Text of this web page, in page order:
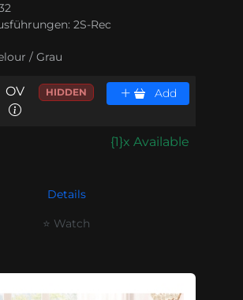
2S-Rec
/ Grau
OV HIDDEN Add
{1}x Available
Details
⭐ Watch